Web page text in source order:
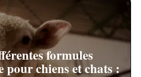
formules
pour chiens et chats :